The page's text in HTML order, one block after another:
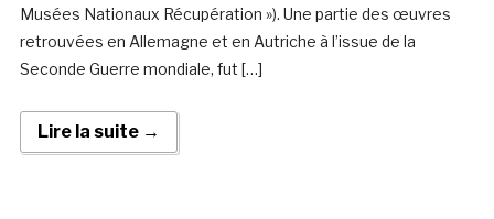
Musées Nationaux Récupération »). Une partie des œuvres
retrouvées en Allemagne et en Autriche à l’issue de la
Seconde Guerre mondiale, fut […]
Lire la suite →